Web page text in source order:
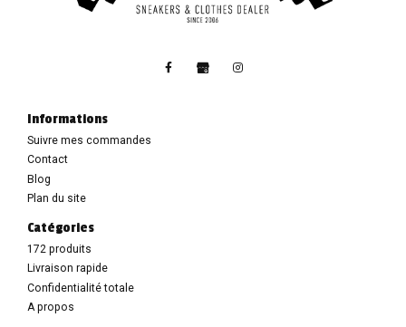
Informations
Suivre mes commandes
Contact
Blog
Plan du site
Catégories
172 produits
Livraison rapide
Confidentialité totale
A propos